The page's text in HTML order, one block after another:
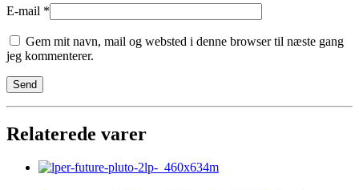
E-mail *
Gem mit navn, mail og websted i denne browser til næste gang
jeg kommenterer.
Relaterede varer